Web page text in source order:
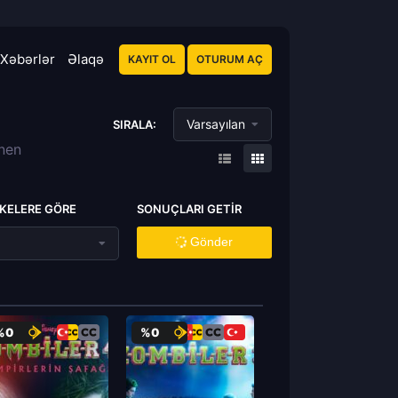
Xəbərlər Əlaqə KAYIT OL OTURUM AÇ
SIRALA: Varsayılan
GÖRE SONUÇLARI GETIR
Gönder
%0